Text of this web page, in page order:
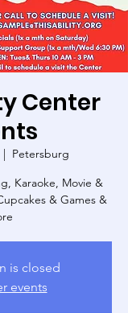
Center
|
Petersburg
Karaoke, Movie &
& Games &
is closed
events